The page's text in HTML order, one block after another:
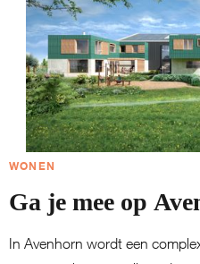
WONEN
Ga je mee op
In Avenhorn wordt een